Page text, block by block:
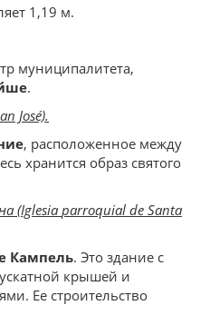
1,19 м.
муниципалитета,
.
José).
, расположенное между
хранится образ святого
(Iglesia parroquial de Santa
Кампель. Это здание с
крышей и
Ее строительство